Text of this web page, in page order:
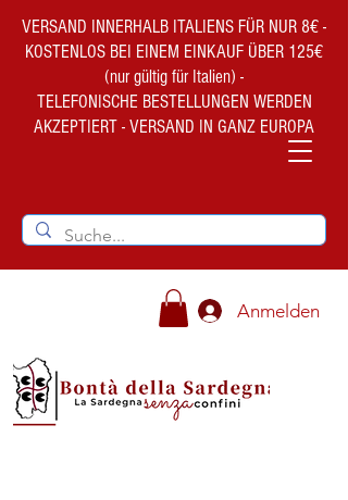
VERSAND INNERHALB ITALIENS FÜR NUR 8€ -
KOSTENLOS BEI EINEM EINKAUF ÜBER 125€
(nur gültig für Italien) -
TELEFONISCHE BESTELLUNGEN WERDEN
AKZEPTIERT - VERSAND IN GANZ EUROPA
Anmelden